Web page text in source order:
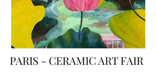
PARIS - CERAMIC ART FAIR